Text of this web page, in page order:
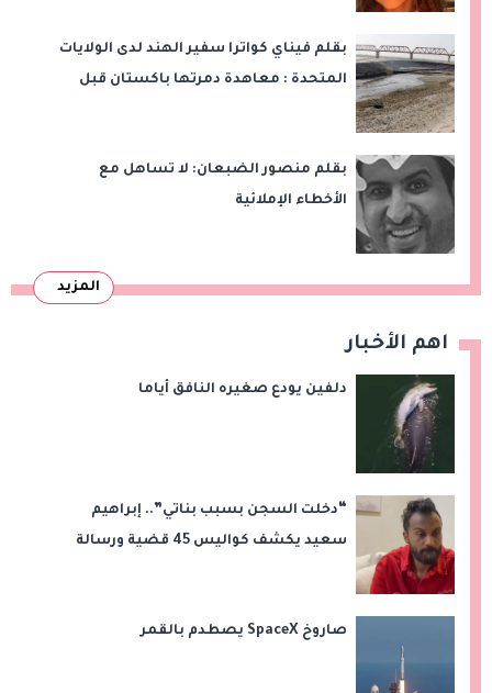
بقلم فيناي كواترا سفير الهند لدى الولايات
المتحدة : معاهدة دمرتها باكستان قبل
بقلم منصور الضبعان: لا تساهل مع
الأخطاء الإملائية
المزيد
اهم الأخبار
دلفين يودع صغيره النافق أياما
“دخلت السجن بسبب بناتي”.. إبراهيم
سعيد يكشف كواليس 45 قضية ورسالة
صاروخ SpaceX يصطدم بالقمر